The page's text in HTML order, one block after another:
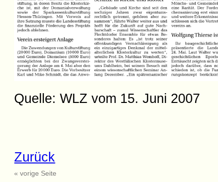
Quelle: WLZ vom 15. Juni 2007
Zurück
« vorige Seite